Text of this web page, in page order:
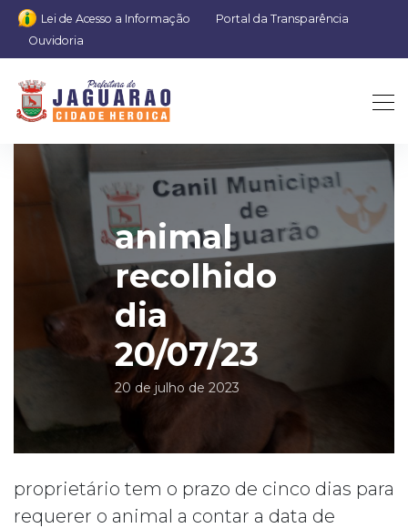
Lei de Acesso a Informação
Portal da Transparência
Ouvidoria
animal
recolhido
dia
20/07/23
20 de julho de 2023
proprietário tem o prazo de cinco dias para
requerer o animal a contar a data de